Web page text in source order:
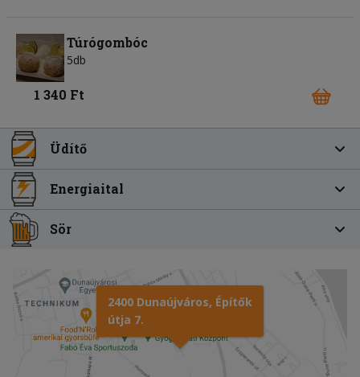
Túrógombóc
5db
1 340 Ft
Üdítő
Energiaital
Sör
2400 Dunaújváros, Építők
útja 7.